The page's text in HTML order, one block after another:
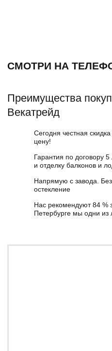
СМОТРИ НА
Преимущества
Векатрейд
Сегодня честная
цену!
Гарантия по договору
и отделку балконов и
Напрямую с завода.
остекление
Нас рекомендуют 84 %
Петербурге мы одни из